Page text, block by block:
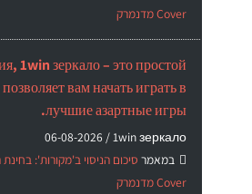
Cover מדנמרק
1win зеркало – это простой
вам начать играть в
лучшие азартные игры.
1win зеркало /
06-08-2026
במאמר
Cover מדנמרק